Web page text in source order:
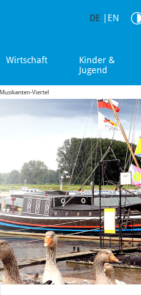
Wirtschaft
Kinder &
Jugend
DE EN
Musikanten-Viertel